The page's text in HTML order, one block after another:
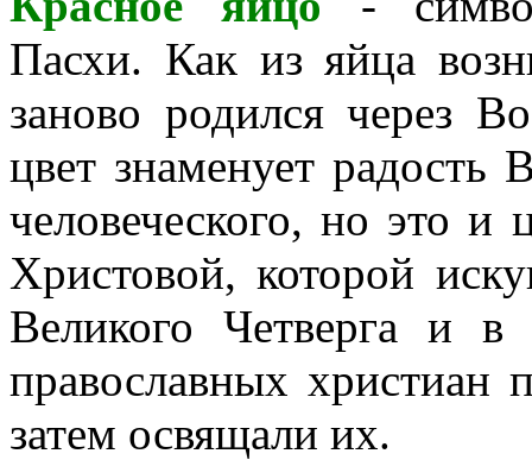
Пасхи. Как из яйца
заново родился через
цвет знаменует радость
человеческого, но это и
Христовой, которой
Великого Четверга и
православных христиан
затем освящали их.